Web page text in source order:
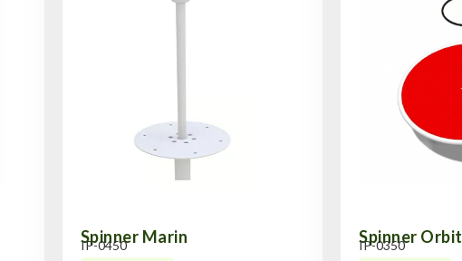
Spinner Marin
IP-0450 Spinner Orbit
IP-0350